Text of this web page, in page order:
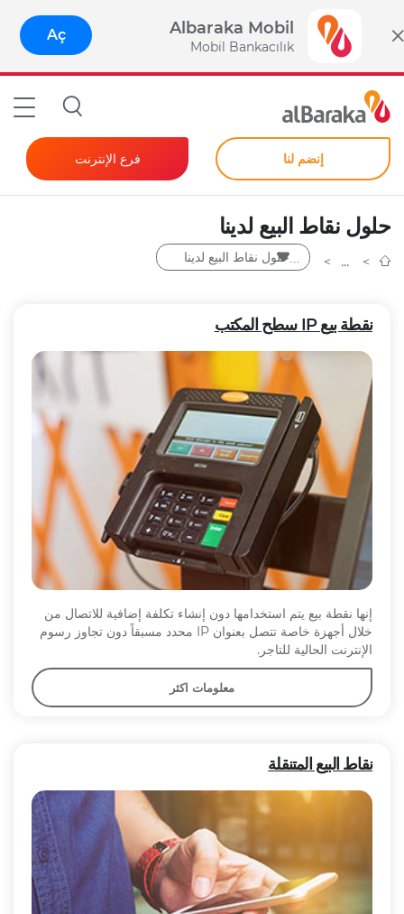
Albaraka Mobil
Mobil Bankacılık
Aç
إنضم لنا فرع الإنترنت
المصرفية للأفراد
كلمة مرور فورية
حلول نقاط البيع لدينا
حلول نقاط البيع لدينا
نقطة بيع IP سطح المكتب
إنها نقطة بيع يتم استخدامها دون إنشاء تكلفة إضافية للاتصال من
خلال أجهزة خاصة تتصل بعنوان IP محدد مسبقاً دون تجاوز رسوم
الإنترنت الحالية للتاجر.
معلومات اكثر
نقاط البيع المتنقلة